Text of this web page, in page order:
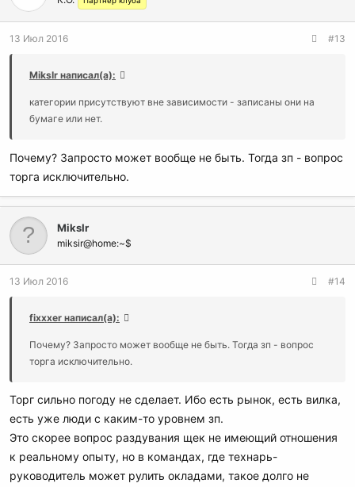
13 Июл 2016 #13
MiksIr написал(а):
категории присутствуют вне зависимости - записаны они на
бумаге или нет.
Почему? Запросто может вообще не быть. Тогда зп - вопрос
торга исключительно.
MiksIr
miksir@home:~$
13 Июл 2016 #14
fixxxer написал(а):
Почему? Запросто может вообще не быть. Тогда зп - вопрос
торга исключительно.
Торг сильно погоду не сделает. Ибо есть рынок, есть вилка,
есть уже люди с каким-то уровнем зп.
Это скорее вопрос раздувания щек не имеющий отношения
к реальному опыту, но в командах, где технарь-
руководитель может рулить окладами, такое долго не